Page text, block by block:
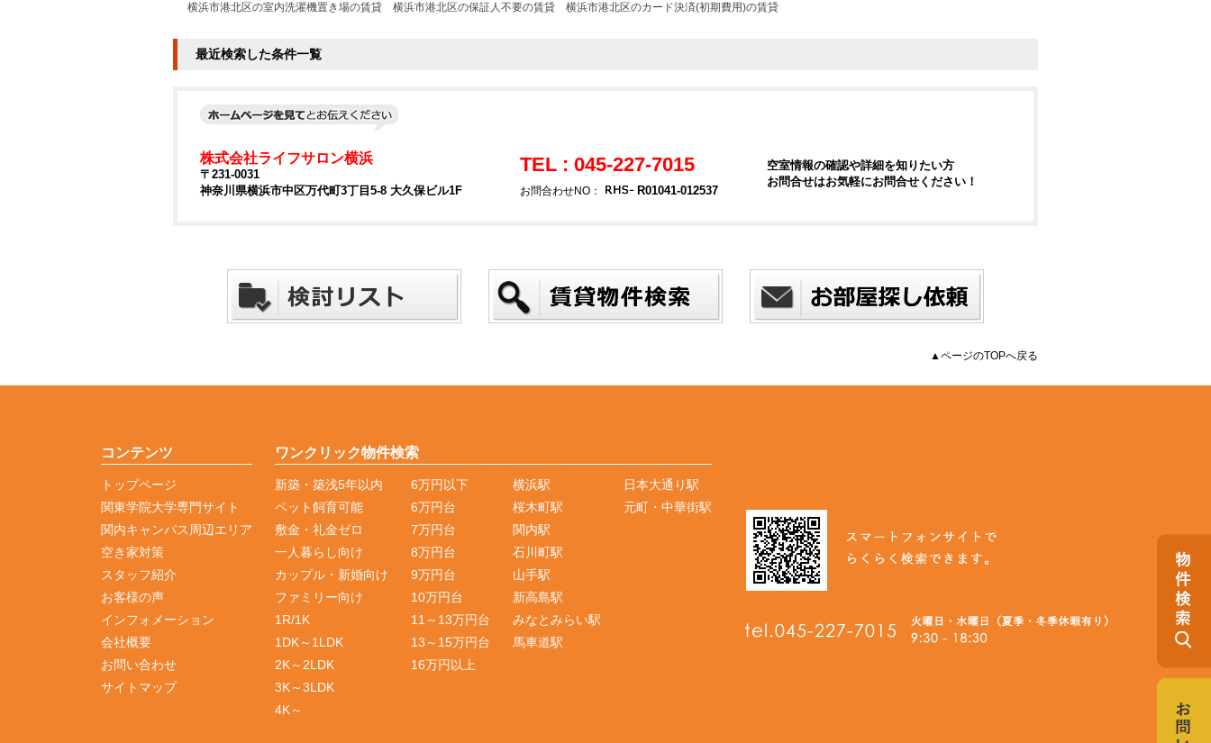
横浜市港北区の室内洗濯機置き場の賃貸 横浜市港北区の保証人不要の賃貸 横浜市港北区のカード決済(初期費用)の賃貸
最近検索した条件一覧
株式会社ライフサロン横浜
〒231-0031
神奈川県横浜市中区万代町3丁目5-8 大久保ビル1F
TEL : 045-227-7015
お問合わせNO： R01041-012537
空室情報の確認や詳細を知りたい方
お問合せはお気軽にお問合せください！
▲ページのTOPへ戻る
コンテンツ
トップページ
関東学院大学専門サイト
関内キャンパス周辺エリア
空き家対策
スタッフ紹介
お客様の声
インフォメーション
会社概要
お問い合わせ
サイトマップ
ワンクリック物件検索
新築・築浅5年以内
ペット飼育可能
敷金・礼金ゼロ
一人暮らし向け
カップル・新婚向け
ファミリー向け
1R/1K
1DK～1LDK
2K～2LDK
3K～3LDK
4K～
6万円以下
6万円台
7万円台
8万円台
9万円台
10万円台
11～13万円台
13～15万円台
16万円以上
横浜駅
桜木町駅
関内駅
石川町駅
山手駅
新高島駅
みなとみらい駅
馬車道駅
日本大通り駅
元町・中華街駅